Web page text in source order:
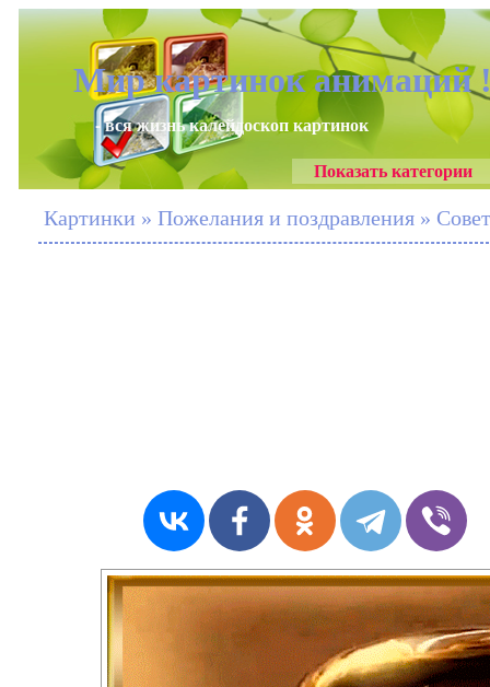
Мир картинок анимаций
- вся жизнь калейдоскоп картинок
Показать категории
Картинки » Пожелания и поздравления »